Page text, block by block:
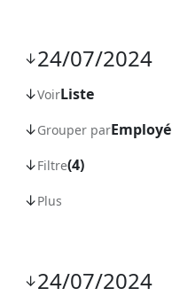
↓24/07/2024
↓VoirListe
↓Grouper parEmployé
↓Filtre(4)
↓Plus
↓24/07/2024